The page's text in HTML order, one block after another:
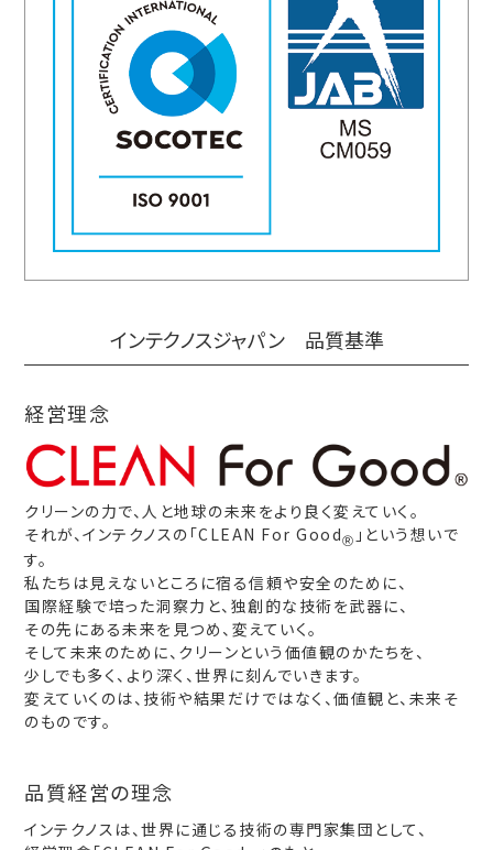
インテクノスジャパン 品質基準
経営理念
クリーンの力で、人と地球の未来をより良く変えていく。
それが、インテクノスの「CLEAN For GoodⓇ 」という想いで
す。
私たちは見えないところに宿る信頼や安全のために、
国際経験で培った洞察力と、独創的な技術を武器に、
その先にある未来を見つめ、変えていく。
そして未来のために、クリーンという価値観のかたちを、
少しでも多く、より深く、世界に刻んでいきます。
変えていくのは、技術や結果だけではなく、価値観と、未来そ
のものです。
品質経営の理念
インテクノスは、世界に通じる技術の専門家集団として、